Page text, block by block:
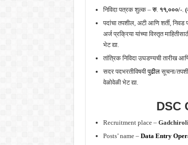
निविदा पत्रक शुल्क –रु.११,०००/-.
पदांचा तपशील, अटी आणि शर्ती, निवड
अर्ज प्रक्रिया यांच्या विस्तृत
भेट द्या.
तांत्रिक निविदा उघडण्यची तारीख
सदर पदभरतीविषयीपुढीलसूचना/
वेळोवेळी भेट द्या.
DSC
Recruitment place –
Posts’ name – Data Entry